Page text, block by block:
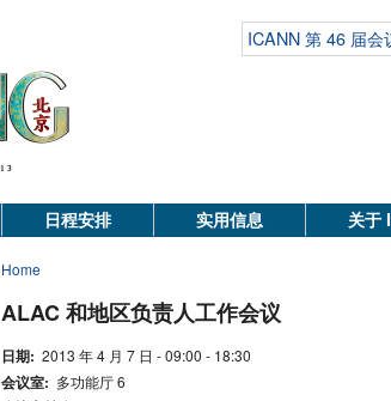
ICANN 第 46 届会
日程安排 实用信息 关于
Home
ALAC 和地区负责人工作会议
日期: 2013 年 4 月 7 日 - 09:00 - 18:30
会议室: 多功能厅 6